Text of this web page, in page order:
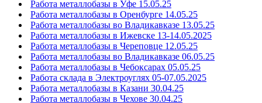
Работа металлобазы в Уфе 15.05.25
Работа металлобазы в Оренбурге 14.05.25
Работа металлобазы во Владикавказе 13.05.25
Работа металлобазы в Ижевске 13-14.05.2025
Работа металлобазы в Череповце 12.05.25
Работа металлобазы во Владикавказе 06.05.25
Работа металлобазы в Чебоксарах 05.05.25
Работа склада в Электроуглях 05-07.05.2025
Работа металлобазы в Казани 30.04.25
Работа металлобазы в Чехове 30.04.25